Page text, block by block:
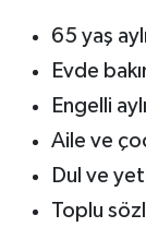
65 yaş
Evde
Engelli
Aile ve
Dul ve
Toplu